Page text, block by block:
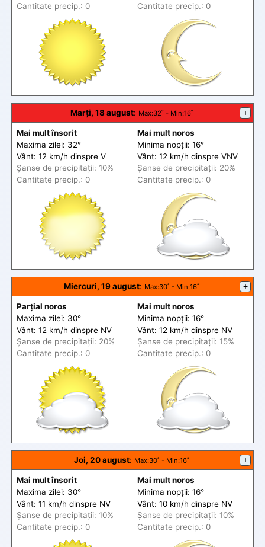
Cantitate precip.: 0
Cantitate precip.: 0
Marți, 18 august: Max:32˚ - Min:16˚ +
Mai mult însorit
Maxima zilei: 32°
Vânt: 12 km/h dinspre V
Șanse de precipitații: 10%
Cantitate precip.: 0
Mai mult noros
Minima nopții: 16°
Vânt: 12 km/h dinspre VNV
Șanse de precipitații: 20%
Cantitate precip.: 0
Miercuri, 19 august: Max:30˚ - Min:16˚ +
Parțial noros
Maxima zilei: 30°
Vânt: 12 km/h dinspre NV
Șanse de precipitații: 20%
Cantitate precip.: 0
Mai mult noros
Minima nopții: 16°
Vânt: 12 km/h dinspre NV
Șanse de precipitații: 15%
Cantitate precip.: 0
Joi, 20 august: Max:30˚ - Min:16˚ +
Mai mult însorit
Maxima zilei: 30°
Vânt: 11 km/h dinspre NV
Șanse de precipitații: 10%
Cantitate precip.: 0
Mai mult noros
Minima nopții: 16°
Vânt: 10 km/h dinspre NV
Șanse de precipitații: 10%
Cantitate precip.: 0